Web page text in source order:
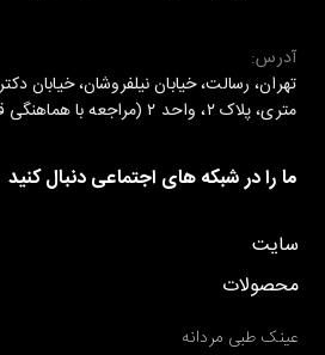
آدرس:
تهران، رسالت، خیابان نیلفروشان، خیابان
متری، پلاک ۲، واحد ۲ (مراجعه با هماهنگی قبلی)
ما را در شبکه های اجتماعی دنبال کنید
سایت
محصولات
عینک طبی مردانه